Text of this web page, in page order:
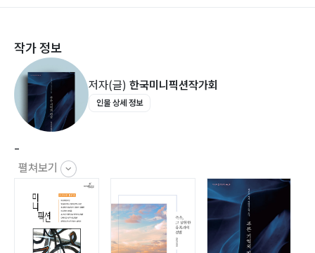
063 그 연인 임나라
069 긍정의 덫 김채옥
075 꽃과 꽃 그리고 꽃 김의규
숨터_1
079 전혀 뜻밖이었어! 남명희
미니픽션 나침반 위 여행자
080 노숙자 ‘삥 뜯은’ 수사 이하언
086 나무는 왜 척추가 없나 로길
088 돈ˇ키호테 로길
작가 정보
저자(글) 한국미니픽션작가회
인물 상세 정보
-
펼쳐보기